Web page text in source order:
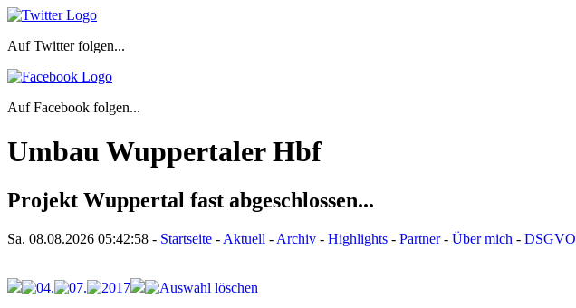
Auf Twitter folgen...
Auf Facebook folgen...
Umbau Wuppertaler Hbf
Projekt Wuppertal fast abgeschlossen...
Sa. 08.08.2026 05:42:58 - Startseite - Aktuell - Archiv - Highlights - Partner- Über mich - DSGVO